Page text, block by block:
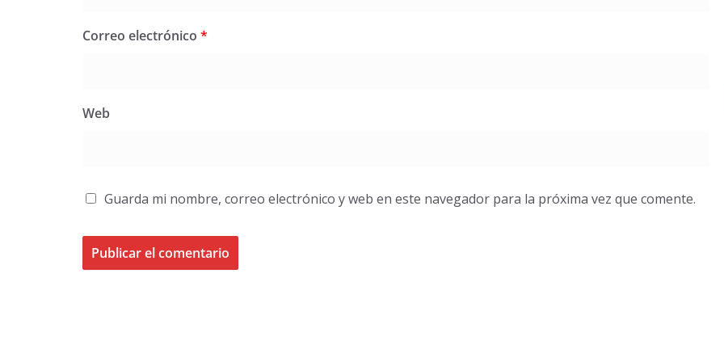
Correo electrónico *
Web
Guarda mi nombre, correo electrónico y web en este navegador para la próxima vez que comente.